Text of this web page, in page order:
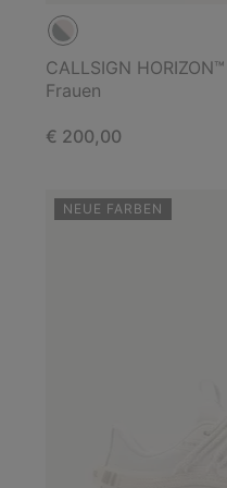
CALLSIGN
Frauen
Regular price:
€ 200,00
NEUE FARBEN